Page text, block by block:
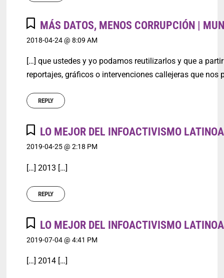
MÁS DATOS, MENOS CORRUPCIÓN |
2018-04-24 @ 8:09 AM
[…] que ustedes y yo podamos reutilizarlos y que a
reportajes, gráficos o intervenciones callejeras que
REPLY
LO MEJOR DEL INFOACTIVISMO
2019-04-25 @ 2:18 PM
[…] 2013 […]
REPLY
LO MEJOR DEL INFOACTIVISMO
2019-07-04 @ 4:41 PM
[…] 2014 […]